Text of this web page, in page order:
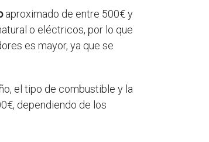
aproximado de entre 500€ y
o eléctricos, por lo que
es mayor, ya que se
el tipo de combustible y la
dependiendo de los